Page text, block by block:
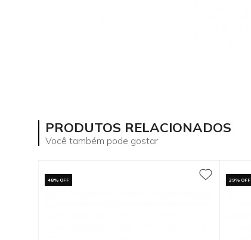
PRODUTOS RELACIONADOS
Você também pode gostar
48% OFF 39% OFF